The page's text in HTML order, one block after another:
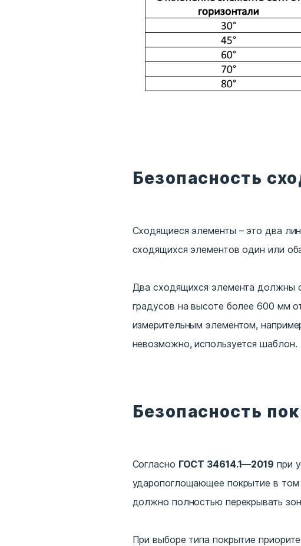
Безопасность
Сходящиеся элементы – это два
сходящихся элементов один или
Два сходящихся элемента должны
градусов на высоте более 600 мм
измерительным элементом,
невозможно, используется шаблон.
Безопасность
Согласно ГОСТ 34614.1—2019 при
ударопоглощающее покрытие в
должно полностью перекрывать
При выборе типа покрытие